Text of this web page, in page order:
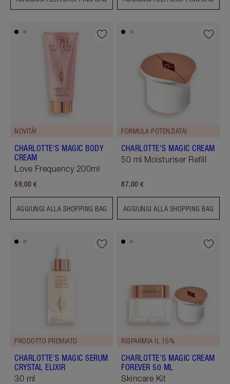
NOVITÀ!
CHARLOTTE'S MAGIC BODY
CREAM
Love Frequency 200ml
59,00 €
AGGIUNGI ALLA SHOPPING BAG
FORMULA POTENZIATA!
CHARLOTTE'S MAGIC CREAM
50 ml Moisturiser Refill
87,00 €
AGGIUNGI ALLA SHOPPING BAG
PRODOTTO PREMIATO
CHARLOTTE'S MAGIC SERUM
CRYSTAL ELIXIR
30 ml
RISPARMIA IL 15%
CHARLOTTE'S MAGIC CREAM
FOREVER 50 ML
Skincare Kit